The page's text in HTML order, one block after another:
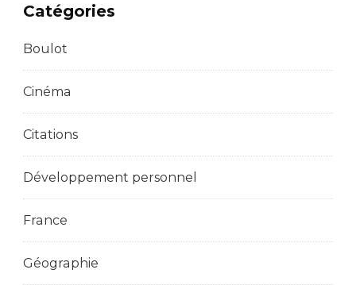
Catégories
Boulot
Cinéma
Citations
Développement personnel
France
Géographie